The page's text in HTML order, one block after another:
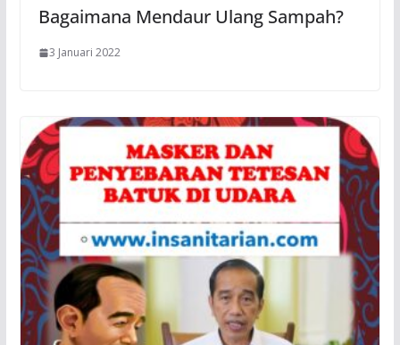
Bagaimana Mendaur Ulang Sampah?
3 Januari 2022